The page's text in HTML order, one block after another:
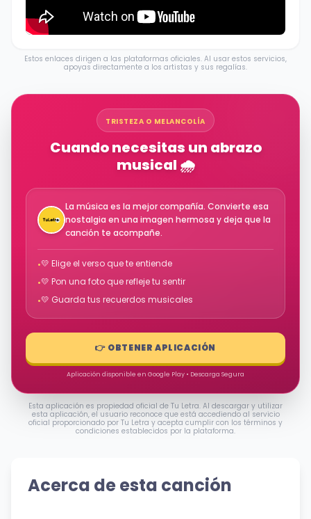
Estos enlaces dirigen a las plataformas oficiales. Al usar estos servicios,
apoyas directamente a los artistas y sus regalías.
TRISTEZA O MELANCOLÍA
Cuando necesitas un abrazo
musical 🌧️
La música es la mejor compañía. Convierte esa
nostalgia en una imagen hermosa y deja que la
canción te acompañe.
•💛 Elige el verso que te entiende
•💛 Pon una foto que refleje tu sentir
•💛 Guarda tus recuerdos musicales
👉 OBTENER APLICACIÓN
Aplicación disponible en Google Play • Descarga Segura
Esta aplicación es propiedad oficial de Tu Letra. Al descargar y utilizar
esta aplicación, el usuario reconoce que está accediendo al servicio
oficial proporcionado por Tu Letra y acepta cumplir con los términos y
condiciones establecidos por la plataforma.
Acerca de esta canción